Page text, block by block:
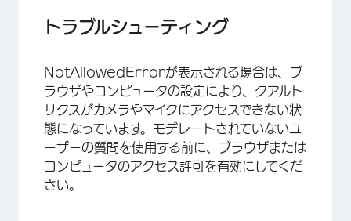
トラブルシューティング
NotAllowedErrorが表示される場合は、ブ
ラウザやコンピュータの設定により、クアルト
リクスがカメラやマイクにアクセスできない状
態になっています。モデレートされていないユ
ーザーの質問を使用する前に、ブラウザまたは
コンピュータのアクセス許可を有効にしてくだ
さい。